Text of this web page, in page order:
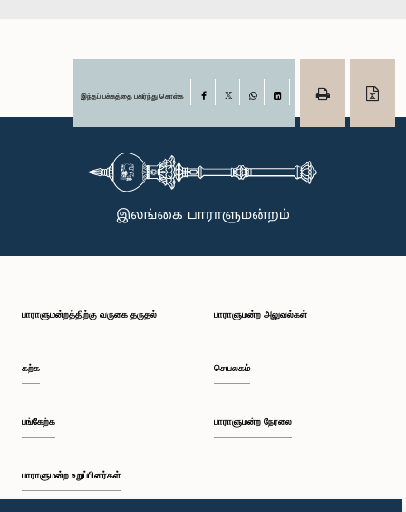
இந்தப் பக்கத்தை பகிர்ந்து கொள்க Facebook
பாராளுமன்றத்திற்கு வருகை தருதல்
கற்க
பங்கேற்க
பாராளுமன்ற உறுப்பினர்கள்
பாராளுமன்ற அலுவல்கள்
செயலகம்
பாராளுமன்ற நேரலை